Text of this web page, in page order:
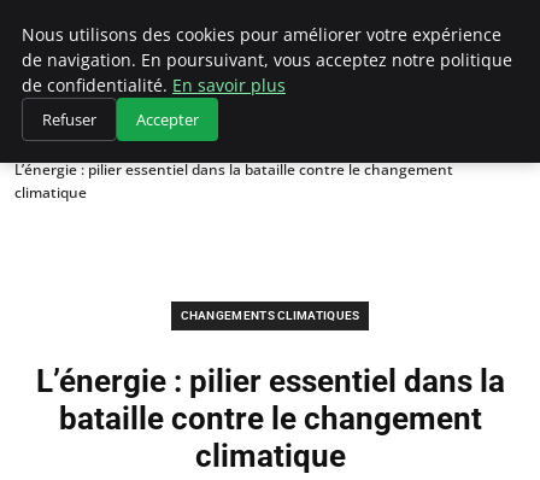
Climategatecountryclub.com
Accueil
Changements climatiques
L’énergie : pilier essentiel dans la bataille contre le changement
climatique
CHANGEMENTS CLIMATIQUES
L’énergie : pilier essentiel dans la
bataille contre le changement
climatique
Nous utilisons des cookies pour améliorer votre expérience
de navigation. En poursuivant, vous acceptez notre politique
de confidentialité. En savoir plus
Refuser Accepter